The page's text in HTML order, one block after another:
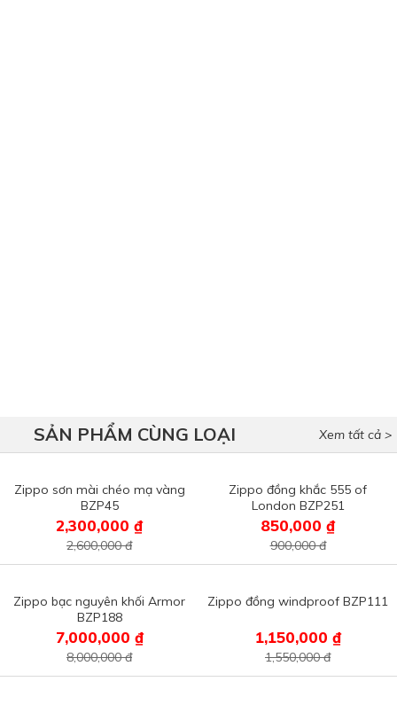
Xem tất cả >
SẢN PHẨM CÙNG LOẠI
Zippo sơn mài chéo mạ vàng
BZP45
2,300,000 ₫
2,600,000 đ
Zippo đồng khắc 555 of
London BZP251
850,000 ₫
900,000 đ
Zippo bạc nguyên khối Armor
BZP188
7,000,000 ₫
8,000,000 đ
Zippo đồng windproof BZP111
1,150,000 ₫
1,550,000 đ